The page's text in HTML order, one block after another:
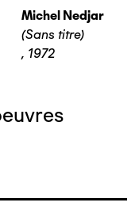
Michel Nedjar
(Sans titre)
, 1972